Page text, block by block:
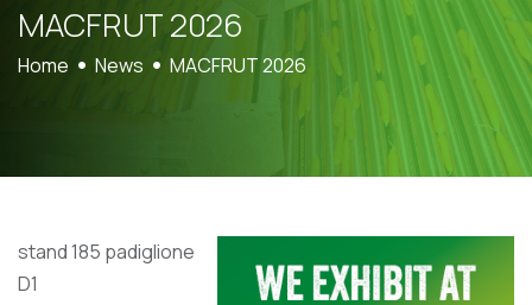
MACFRUT2026
Home News MACFRUT 2026
stand 185 padiglione
D1